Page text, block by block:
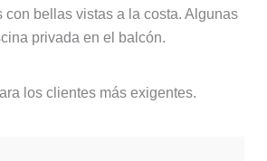
con bellas vistas a la costa. Algunas
privada en el balcón.
los clientes más exigentes.